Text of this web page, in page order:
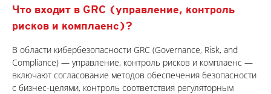
Что входит в GRC (управление, контроль
рисков и комплаенс)?
В области кибербезопасности GRC (Governance, Risk, and
Compliance) — управление, контроль рисков и комплаенс —
включают согласование методов обеспечения безопасности
с бизнес-целями, контроль соответствия регуляторным